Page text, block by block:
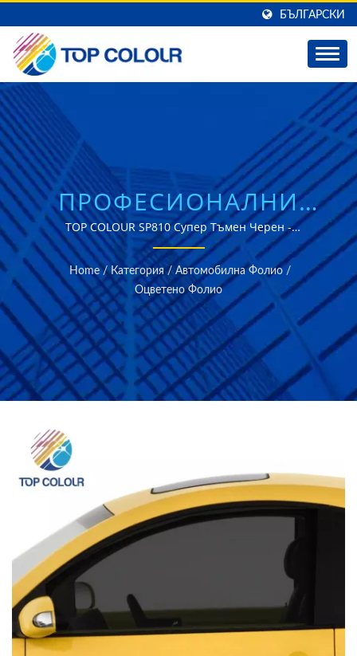
БЪЛГАРСКИ
ПРОФЕСИОНАЛНИ
РЕШЕНИЯ ЗА
ОЦВЕТЯВАНЕ НА
СТЪКЛА ЗА
АВТОМОБИЛНО
ТОНИРАНЕ
TOP COLOUR SP810 Супер Тъмен Черен -
Високопроизводителен Филм за Слънчева Контрола с
Напреднала UV Защита и Цветова Стабилност
Home / Категория / Автомобилна Фолио /
Оцветено Фолио